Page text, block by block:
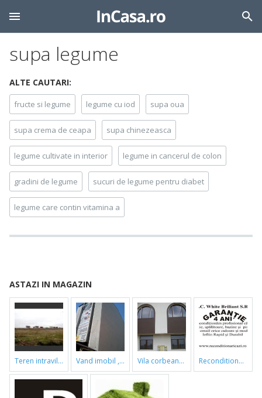
supa legume
ALTE CAUTARI:
fructe si legume legume cu iod supa oua
supa crema de ceapa supa chinezeasca
legume cultivate in interior legume in cancerul de colon
gradini de legume sucuri de legume pentru diabet
legume care contin vitamina a
ASTAZI IN MAGAZIN
teren intravilan vand imobil ,790m,piata gorjului,pret negociabil vila corbeanca reconditionari cazi de baie